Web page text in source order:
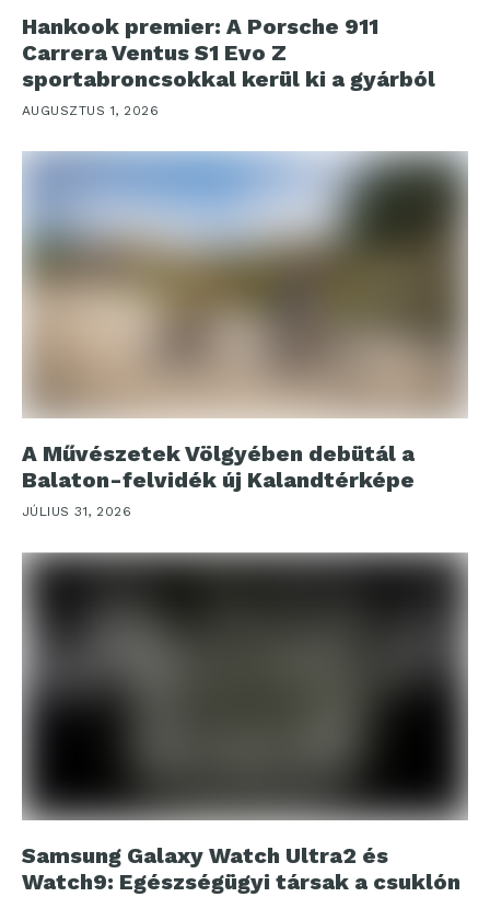
Hankook premier: A Porsche 911
Carrera Ventus S1 Evo Z
sportabroncsokkal kerül ki a gyárból
AUGUSZTUS 1, 2026
A Művészetek Völgyében debütál a
Balaton-felvidék új Kalandtérképe
JÚLIUS 31, 2026
Samsung Galaxy Watch Ultra2 és
Watch9: Egészségügyi társak a csuklón